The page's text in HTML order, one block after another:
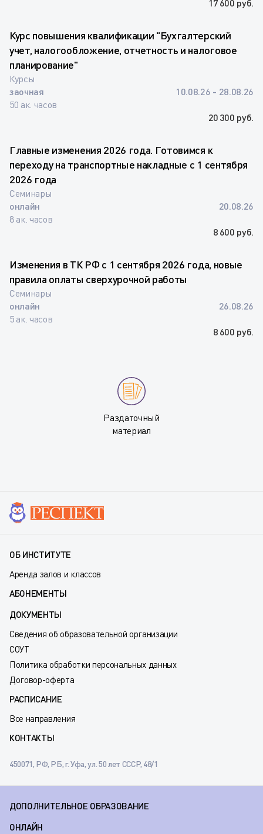
17 600 руб.
Курс повышения квалификации "Бухгалтерский
учет, налогообложение, отчетность и налоговое
планирование"
Курсы
заочная
50 ак. часов
10.08.26 - 28.08.26
20 300 руб.
Главные изменения 2026 года. Готовимся к
переходу на транспортные накладные с 1 сентября
2026 года
Семинары
онлайн
8 ак. часов
20.08.26
8 600 руб.
Изменения в ТК РФ с 1 сентября 2026 года, новые
правила оплаты сверхурочной работы
Семинары
онлайн
5 ак. часов
26.08.26
8 600 руб.
Раздаточный
материал
ОБ ИНСТИТУТЕ
Аренда залов и классов
АБОНЕМЕНТЫ
ДОКУМЕНТЫ
Сведения об образовательной организации
СОУТ
Политика обработки персональных данных
Договор-оферта
РАСПИСАНИЕ
Все направления
КОНТАКТЫ
450071, РФ, РБ, г. Уфа, ул. 50 лет СССР, 48/1
ДОПОЛНИТЕЛЬНОЕ ОБРАЗОВАНИЕ
ОНЛАЙН